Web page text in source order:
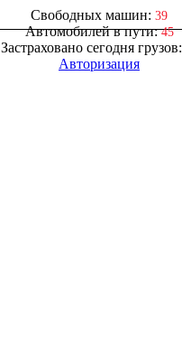
Свободных машин: 39
Автомобилей в пути:45
Застраховано сегодня грузов:
Авторизация